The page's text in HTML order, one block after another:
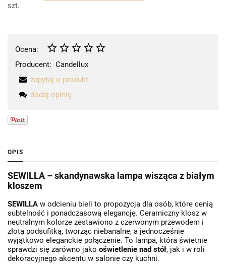
szt.
Ocena:
Producent: Candellux
zapytaj o produkt
dodaj opinię
OPIS
SEWILLA – skandynawska lampa wisząca z białym
kloszem
SEWILLA w odcieniu bieli to propozycja dla osób, które cenią
subtelność i ponadczasową elegancję. Ceramiczny klosz w
neutralnym kolorze zestawiono z czerwonym przewodem i
złotą podsufitką, tworząc niebanalne, a jednocześnie
wyjątkowo eleganckie połączenie. To lampa, która świetnie
sprawdzi się zarówno jako oświetlenie nad stół, jak i w roli
dekoracyjnego akcentu w salonie czy kuchni.